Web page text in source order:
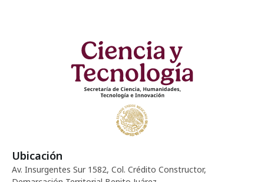
Ubicación
Av. Insurgentes Sur 1582, Col. Crédito Constructor,